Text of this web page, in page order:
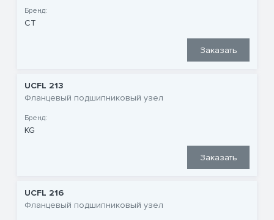
Бренд:
CT
Заказать
UCFL 213
Фланцевый подшипниковый узел
Бренд:
KG
Заказать
UCFL 216
Фланцевый подшипниковый узел